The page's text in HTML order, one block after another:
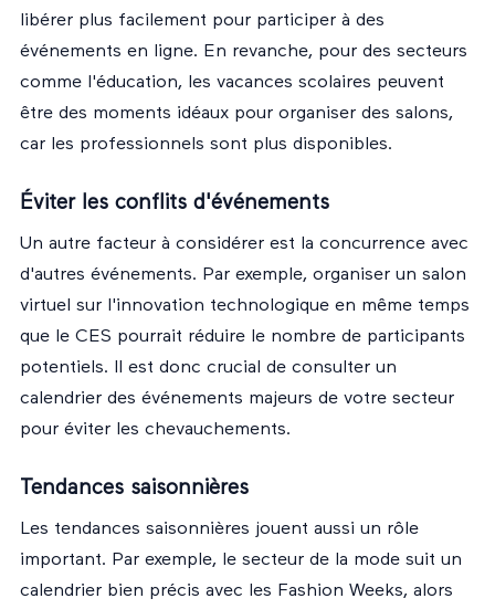
libérer plus facilement pour participer à des
événements en ligne. En revanche, pour des secteurs
comme l'éducation, les vacances scolaires peuvent
être des moments idéaux pour organiser des salons,
car les professionnels sont plus disponibles.
Éviter les conflits d'événements
Un autre facteur à considérer est la concurrence avec
d'autres événements. Par exemple, organiser un salon
virtuel sur l'innovation technologique en même temps
que le CES pourrait réduire le nombre de participants
potentiels. Il est donc crucial de consulter un
calendrier des événements majeurs de votre secteur
pour éviter les chevauchements.
Tendances saisonnières
Les tendances saisonnières jouent aussi un rôle
important. Par exemple, le secteur de la mode suit un
calendrier bien précis avec les Fashion Weeks, alors